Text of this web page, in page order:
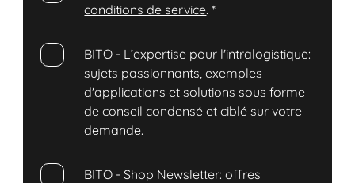
conditions de service.*
BITO - L’expertise pour l'intralogistique:
sujets passionnants, exemples
d'applications et solutions sous forme
de conseil condensé et ciblé sur votre
demande.
BITO - Shop Newsletter: offres